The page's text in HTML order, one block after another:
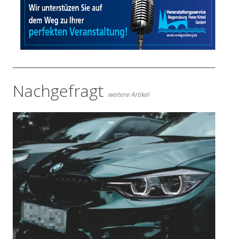
Nachgefragt weitere Artikel